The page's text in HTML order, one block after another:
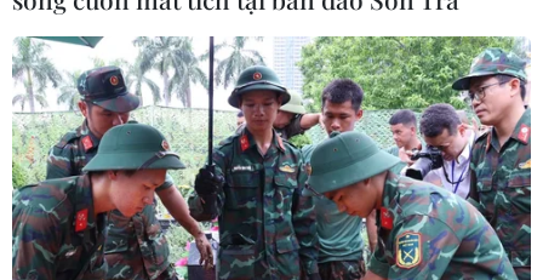
CƠ QUAN CHỦ QUẢN: THÔNG TẤN XÃ VIỆT NAM
Tổng Biên tập: TRẦN TIẾN DUẨN
Phó Tổng Biên tập: NGUYỄN THỊ TÁM, KHÚC THANH
THỦY